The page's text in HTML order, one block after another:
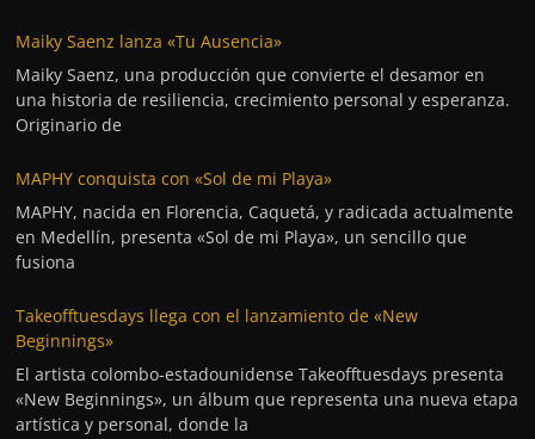
Maiky Saenz lanza «Tu Ausencia»
Maiky Saenz, una producción que convierte el desamor en
una historia de resiliencia, crecimiento personal y esperanza.
Originario de
MAPHY conquista con «Sol de mi Playa»
MAPHY, nacida en Florencia, Caquetá, y radicada actualmente
en Medellín, presenta «Sol de mi Playa», un sencillo que
fusiona
Takeofftuesdays llega con el lanzamiento de «New
Beginnings»
El artista colombo-estadounidense Takeofftuesdays presenta
«New Beginnings», un álbum que representa una nueva etapa
artística y personal, donde la